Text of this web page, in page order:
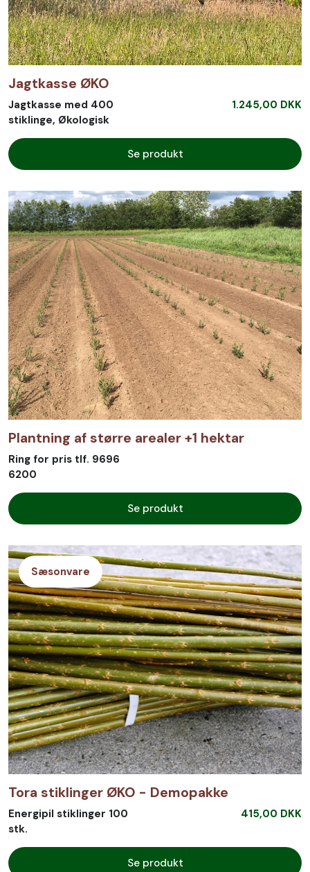
Jagtkasse ØKO
Jagtkasse med 400
stiklinge, Økologisk
1.245,00 DKK
Se produkt
Plantning af større arealer +1 hektar
Ring for pris tlf. 9696
6200
Se produkt
Sæsonvare
Tora stiklinger ØKO - Demopakke
Energipil stiklinger 100
stk.
415,00 DKK
Se produkt